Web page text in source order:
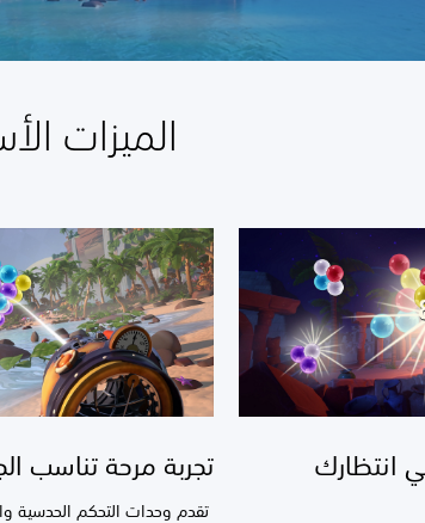
الميزات
تجربة مرحة تناسب
تقدم وحدات التحكم الحدسية
انتظارك